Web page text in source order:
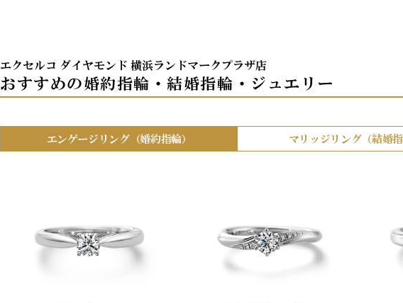
エクセルコ ダイヤモンド 横浜ランドマークプラザ店
おすすめの婚約指輪・結婚指輪・ジュエリー
エンゲージリング（婚約指輪） マリッジリング（結婚指